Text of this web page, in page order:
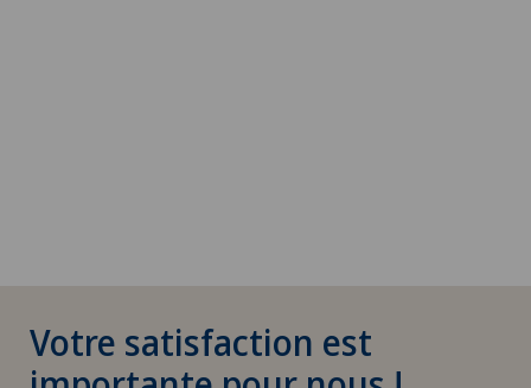
Votre satisfaction est